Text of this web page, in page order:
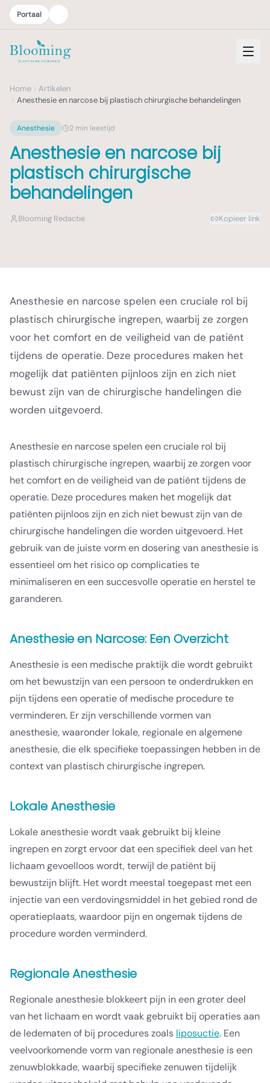
Portaal
Home
Artikelen
Anesthesie en narcose bij plastisch chirurgische behandelingen
Anesthesie 2 min leestijd
Anesthesie en narcose bij
plastisch chirurgische
behandelingen
Blooming Redactie Kopieer link
Anesthesie en narcose spelen een cruciale rol bij
plastisch chirurgische ingrepen, waarbij ze zorgen
voor het comfort en de veiligheid van de patiënt
tijdens de operatie. Deze procedures maken het
mogelijk dat patiënten pijnloos zijn en zich niet
bewust zijn van de chirurgische handelingen die
worden uitgevoerd.
Anesthesie en narcose spelen een cruciale rol bij
plastisch chirurgische ingrepen, waarbij ze zorgen voor
het comfort en de veiligheid van de patiënt tijdens de
operatie. Deze procedures maken het mogelijk dat
patiënten pijnloos zijn en zich niet bewust zijn van de
chirurgische handelingen die worden uitgevoerd. Het
gebruik van de juiste vorm en dosering van anesthesie is
essentieel om het risico op complicaties te
minimaliseren en een succesvolle operatie en herstel te
garanderen.
Anesthesie en Narcose: Een Overzicht
Anesthesie is een medische praktijk die wordt gebruikt
om het bewustzijn van een persoon te onderdrukken en
pijn tijdens een operatie of medische procedure te
verminderen. Er zijn verschillende vormen van
anesthesie, waaronder lokale, regionale en algemene
anesthesie, die elk specifieke toepassingen hebben in de
context van plastisch chirurgische ingrepen.
Lokale Anesthesie
Lokale anesthesie wordt vaak gebruikt bij kleine
ingrepen en zorgt ervoor dat een specifiek deel van het
lichaam gevoelloos wordt, terwijl de patiënt bij
bewustzijn blijft. Het wordt meestal toegepast met een
injectie van een verdovingsmiddel in het gebied rond de
operatieplaats, waardoor pijn en ongemak tijdens de
procedure worden verminderd.
Regionale Anesthesie
Regionale anesthesie blokkeert pijn in een groter deel
van het lichaam en wordt vaak gebruikt bij operaties aan
de ledematen of bij procedures zoals liposuctie. Een
veelvoorkomende vorm van regionale anesthesie is een
zenuwblokkade, waarbij specifieke zenuwen tijdelijk